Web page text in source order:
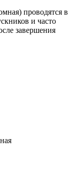
проводятся в
и часто
завершения